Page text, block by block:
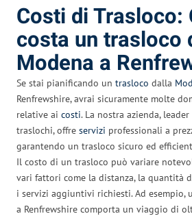
Costi di Trasloco:
costa un trasloco
Modena a
Se stai pianificando un trasloco dalla
Renfrewshire, avrai sicuramente molte
relative ai costi. La nostra azienda,
traslochi, offre servizi professionali a
garantendo un trasloco sicuro ed
Il costo di un trasloco può variare
vari fattori come la distanza, la quantità
i servizi aggiuntivi richiesti. Ad esempio,
a Renfrewshire comporta un viaggio di